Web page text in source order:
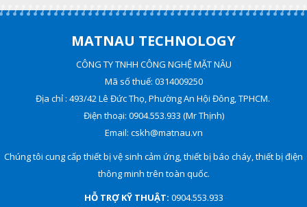
MATNAU TECHNOLOGY
CÔNG TY TNHH CÔNG NGHỆ MẶT NÂU
Mã số thuế: 0314009250
Địa chỉ : 493/42 Lê Đức Thọ, Phường An Hội Đông, TPHCM.
Điện thoại: 0904.553.933 (Mr Thịnh)
Email: cskh@matnau.vn
Chúng tôi cung cấp thiết bị vệ sinh cảm ứng, thiết bị báo cháy, thiết bị điện
thông minh trên toàn quốc.
HỖ TRỢ KỸ THUẬT: 0904.553.933